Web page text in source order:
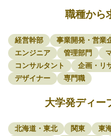
職種から
経営幹部 事業開発・営業
エンジニア
管理部門
コンサルタント
企画・リ
デザイナー
専門職
大学発ディー
北海道・東北 関東 東